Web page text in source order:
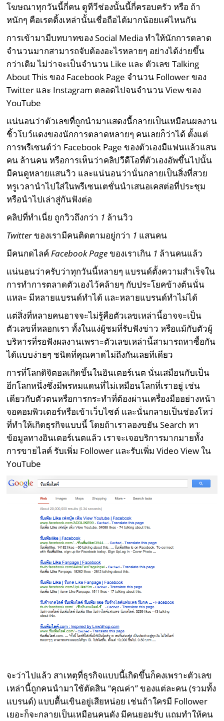
โฆษณาทุกวันนี้กี่คน ดูทีวีช่องนั้นนี้กี่ครอบครัว หรือ ถ้า
หนักๆ คือเรตติ้งเหล่านั้นเชื่อถือได้มากน้อยแค่ไหนกัน
การเข้ามามีบทบาทของ Social Media ทำให้นักการตลาด
จำนวนมากสามารถจับต้องอะไรหลายๆ อย่างได้ง่ายขึ้น
กว่าเดิม ไม่ว่าจะเป็นจำนวน Like และ ตัวเลข Talking
About This ของ Facebook Page จำนวน Follower ของ
Twitter และ Instagram ตลอดไปจนจำนวน View ของ
YouTube
แน่นอนว่าตัวเลขที่ถูกนำมาแสดงนี้กลายเป็นเหมือนผลงาน
ชิ้วโบว์แดงของนักการตลาดหลายๆ คนเลยก็ว่าได้ ตั้งแต่
การพรีเซนต์ว่า Facebook Page ของตัวเองมีแฟนแล้วแสน
คน ล้านคน หรือการเห็นว่าคลิปวีดีโอที่ตัวเองอัพขึ้นไปนั้น
มีคนดูหลายแสนวิว และแน่นอนว่านั่นกลายเป็นสิ่งที่สวย
หรูเวลานำไปใส่ในพรีเซนเตชั่นนำเสนอเคสต่อที่ประชุม
หรือนำไปเล่าสู่กันฟังต่อ
คลิปที่ทำเนี่ย ถูกวิวถึงกว่า 1 ล้านวิว
Twitterของเรามีคนติดตามอยู่กว่า 1 แสนคน
มีคนกดไลค์Facebook Pageของเราเกิน 1 ล้านคนแล้ว
แน่นอนว่าครับว่าทุกวันนี้หลายๆ แบรนด์ตั้งความสำเร็จใน
การทำการตลาดตัวเองไว้คล้ายๆ กับประโยคข้างต้นนั่น
แหละ มีหลายแบรนด์ทำได้ และหลายแบรนด์ทำไม่ได้
แต่สิ่งที่หลายคนอาจจะไม่รู้คือตัวเลขเหล่านี้อาจจะเป็น
ตัวเลขที่หลอกเรา ทั้งในแง่ผู้ชมที่รับฟังข่าว หรือแม้กับตัวผู้
บริหารที่รอฟังผลงานเพราะตัวเลขเหล่านี้สามารถหาซื้อกัน
ได้แบบง่ายๆ ชนิดที่คุณคาดไม่ถึงกันเลยทีเดียว
การที่โลกดิจิตอลเกิดขึ้นในอินเตอร์เนต นั่นเสมือนกับเป็น
อีกโลกหนึ่งซึ่งมีพรหมแดนที่ไม่เหมือนโลกที่เราอยู่ เช่น
เดียวกับตัวตนหรือการกระทำที่ต้องผ่านเครื่องมืออย่างหน้า
จอคอมพิวเตอร์หรือเข้าเว็บไซต์ และนั่นกลายเป็นช่องโหว่
ที่ทำให้เกิดธุรกิจแบบนี้ โดยถ้าเราลองขยัน Search หา
ข้อมูลทางอินเตอร์เนตแล้ว เราจะเจอบริการมากมายทั้ง
การขายไลค์ รับเพิ่ม Follower และรับเพิ่ม Video View ใน
YouTube
จะว่าไปแล้ว สาเหตุที่ธุรกิจแบบนี้เกิดขึ้นก็คงเพราะตัวเลข
เหล่านี้ถูกคนนำมาใช้ตัดสิน “คุณค่า” ของแต่ละคน (รวมทั้ง
แบรนด์) แบบตื้นเขินอยู่เสียหน่อย เช่นถ้าใครมี Follower
เยอะก็จะกลายเป็นเหมือนคนดัง มีคนยอมรับ แถมทำให้คน